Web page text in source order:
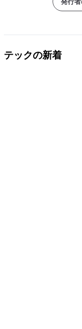
テックの新着